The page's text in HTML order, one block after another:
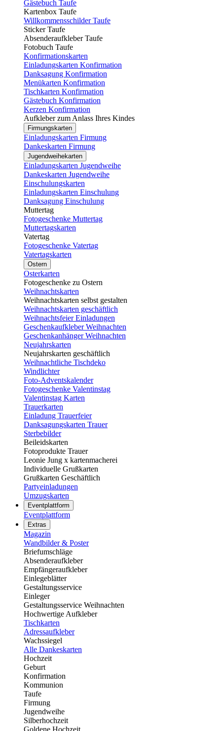
Gästebuch Taufe
Kartenbox Taufe
Willkommensschilder Taufe
Sticker Taufe
Absenderaufkleber Taufe
Fotobuch Taufe
Konfirmationskarten
Einladungskarten Konfirmation
Danksagung Konfirmation
Menükarten Konfirmation
Tischkarten Konfirmation
Gästebuch Konfirmation
Kerzen Konfirmation
Aufkleber zum Anlass Ihres Kindes
Firmungskarten
Einladungskarten Firmung
Dankeskarten Firmung
Jugendweihekarten
Einladungskarten Jugendweihe
Dankeskarten Jugendweihe
Einschulungskarten
Einladungskarten Einschulung
Danksagung Einschulung
Muttertag
Fotogeschenke Muttertag
Muttertagskarten
Vatertag
Fotogeschenke Vatertag
Vatertagskarten
Ostern
Osterkarten
Fotogeschenke zu Ostern
Weihnachtskarten
Weihnachtskarten selbst gestalten
Weihnachtskarten geschäftlich
Weihnachtsfeier Einladungen
Geschenkaufkleber Weihnachten
Geschenkanhänger Weihnachten
Neujahrskarten
Neujahrskarten geschäftlich
Weihnachtliche Tischdeko
Windlichter
Foto-Adventskalender
Fotogeschenke Valentinstag
Valentinstag Karten
Trauerkarten
Einladung Trauerfeier
Danksagungskarten Trauer
Sterbebilder
Beileidskarten
Fotoprodukte Trauer
Leonie Jung x kartenmacherei
Individuelle Grußkarten
Grußkarten Geschäftlich
Partyeinladungen
Umzugskarten
Eventplattform
Eventplattform
Extras
Magazin
Wandbilder & Poster
Briefumschläge
Absenderaufkleber
Empfängeraufkleber
Einlegeblätter
Gestaltungsservice
Einleger
Gestaltungsservice Weihnachten
Hochwertige Aufkleber
Tischkarten
Adressaufkleber
Wachssiegel
Alle Dankeskarten
Hochzeit
Geburt
Konfirmation
Kommunion
Taufe
Firmung
Jugendweihe
Silberhochzeit
Goldene Hochzeit